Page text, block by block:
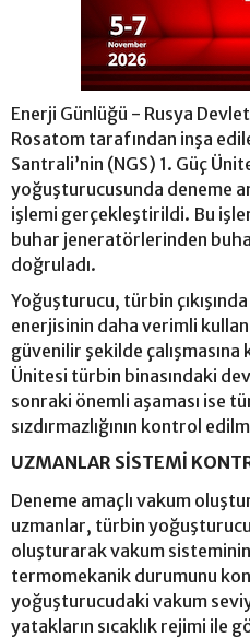
Enerji Günlüğü - Rusya
Rosatom tarafından inşa
Santrali’nin (NGS) 1. Güç
yoğuşturucusunda deneme
işlemi gerçekleştirildi. Bu
buhar jeneratörlerinden
doğruladı.
Yoğuşturucu, türbin
enerjisinin daha verimli
güvenilir şekilde
Ünitesi türbin binasındaki
sonraki önemli aşaması ise
sızdırmazlığının kontrol
UZMANLAR SİSTEMİ
Deneme amaçlı vakum
uzmanlar, türbin
oluşturarak vakum sisteminin
termomekanik durumunu
yoğuşturucudaki vakum
yatakların sıcaklık rejimi ile